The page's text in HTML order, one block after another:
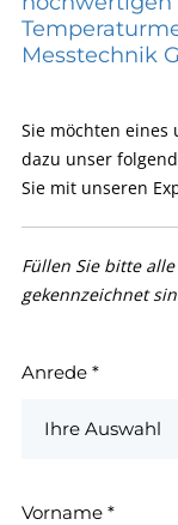
Messtechnik
Sie möchten eines
dazu unser
Sie mit unseren
Füllen Sie bitte
gekennzeichnet
Anrede *
Vorname *